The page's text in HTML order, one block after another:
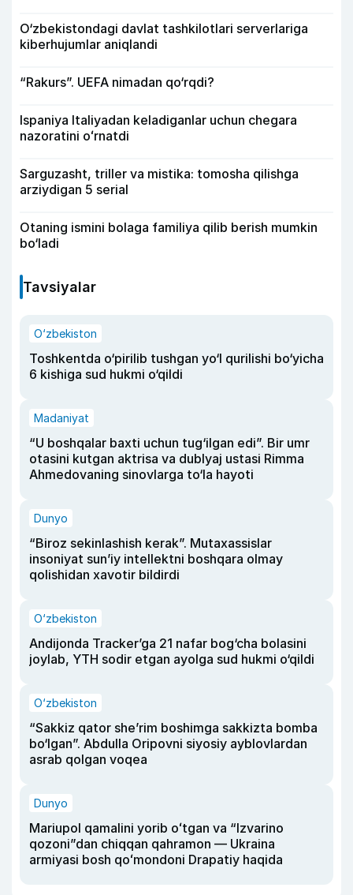
O‘zbekistondagi davlat tashkilotlari serverlariga
kiberhujumlar aniqlandi
“Rakurs”. UEFA nimadan qo‘rqdi?
Ispaniya Italiyadan keladiganlar uchun chegara
nazoratini oʻrnatdi
Sarguzasht, triller va mistika: tomosha qilishga
arziydigan 5 serial
Otaning ismini bolaga familiya qilib berish mumkin
bo‘ladi
Tavsiyalar
O‘zbekiston
Toshkentda o‘pirilib tushgan yo‘l qurilishi bo‘yicha
6 kishiga sud hukmi o‘qildi
Madaniyat
“U boshqalar baxti uchun tug‘ilgan edi”. Bir umr
otasini kutgan aktrisa va dublyaj ustasi Rimma
Ahmedovaning sinovlarga to‘la hayoti
Dunyo
“Biroz sekinlashish kerak”. Mutaxassislar
insoniyat sun’iy intellektni boshqara olmay
qolishidan xavotir bildirdi
O‘zbekiston
Andijonda Tracker’ga 21 nafar bog‘cha bolasini
joylab, YTH sodir etgan ayolga sud hukmi o‘qildi
O‘zbekiston
“Sakkiz qator she’rim boshimga sakkizta bomba
bo‘lgan”. Abdulla Oripovni siyosiy ayblovlardan
asrab qolgan voqea
Dunyo
Mariupol qamalini yorib oʻtgan va “Izvarino
qozoni”dan chiqqan qahramon — Ukraina
armiyasi bosh qoʻmondoni Drapatiy haqida